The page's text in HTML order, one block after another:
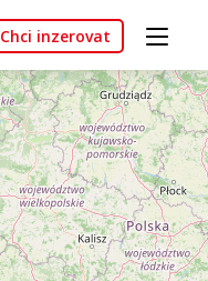
Chci inzerovat